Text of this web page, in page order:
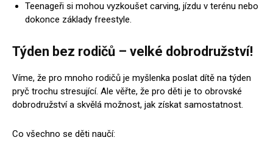
Teenageři si mohou vyzkoušet carving, jízdu v terénu nebo
dokonce základy freestyle.
Týden bez rodičů – velké dobrodružství!
Víme, že pro mnoho rodičů je myšlenka poslat dítě na týden
pryč trochu stresující. Ale věřte, že pro děti je to obrovské
dobrodružství a skvělá možnost, jak získat samostatnost.
Co všechno se děti naučí: